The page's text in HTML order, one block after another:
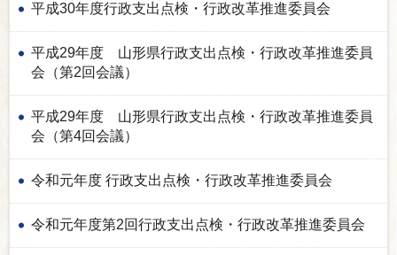
平成30年度行政支出点検・行政改革推進委員会
平成29年度 山形県行政支出点検・行政改革推進委員
会（第2回会議）
平成29年度 山形県行政支出点検・行政改革推進委員
会（第4回会議）
令和元年度 行政支出点検・行政改革推進委員会
令和元年度第2回行政支出点検・行政改革推進委員会